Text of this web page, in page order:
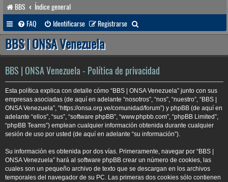
BBS
Índice general
FAQ
Identificarse Registrarse
u
a
r
BBS | ONSA Venezuela
BBS | ONSA Venezuela - Política de privacidad
Esta política explica con detalle cómo “BBS | ONSA Venezuela” junto con sus
empresas asociadas (de aquí en adelante “nosotros”, “nos”, “nuestro”, “BBS |
ONSA Venezuela”, “https://onsa.org.ve/comunidad/forum”) y phpBB (de aquí en
adelante “ellos”, “sus”, “software phpBB”, “www.phpbb.com”, “phpBB Limited”,
“phpBB Teams”) emplean cualquier información obtenida durante cualquier
sesión de uso por usted (de aquí en adelante “su información”).
Su información es obtenida por dos vías. Primeramente, navegar por “BBS |
ONSA Venezuela” hará al software phpBB crear un número de cookies, las
cuales son un pequeño archivo de texto que se descargan en los archivos
temporales del navegador de su PC. Las primeras dos cookies sólo contienen